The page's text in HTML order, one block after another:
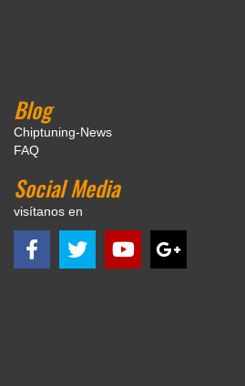
Blog
Chiptuning-News
FAQ
Social Media
visítanos en